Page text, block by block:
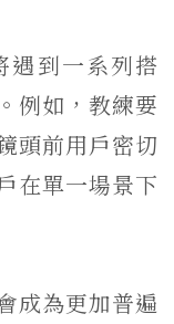
遇到一系列搭
例如，教練要
頭前用戶密切
在單一場景下
成為更加普遍